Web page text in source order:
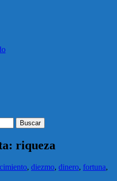
riqueza
, diezmo, dinero, fortuna,